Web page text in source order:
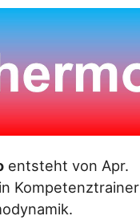
entsteht von Apr.
Kompetenztrainer